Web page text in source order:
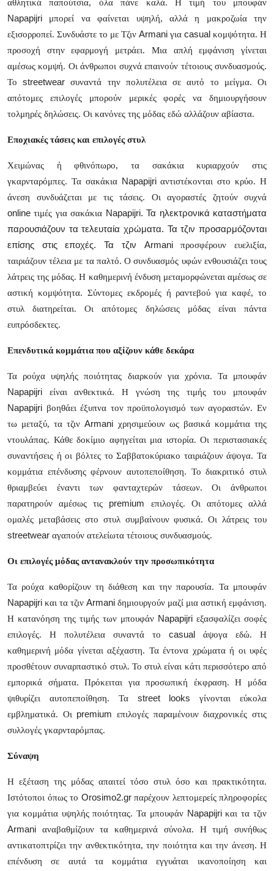
αθλητικά παπούτσια, όλα πάνε καλά. Η τιμή του μπουφάν
Napapijri
μπορεί να φαίνεται υψηλή, αλλά η μακροζωία την
εξισορροπεί. Συνδυάστε το με Τζιν Armani για casual κομψότητα. Η
προσοχή στην εφαρμογή μετράει. Μια απλή εμφάνιση γίνεται
αμέσως κομψή. Οι άνθρωποι συχνά επαινούν τέτοιους συνδυασμούς.
Τοstreetwear συναντά την πολυτέλεια σε αυτό το μείγμα. Οι
απότομες επιλογές μπορούν μερικές φορές να δημιουργήσουν
τολμηρές δηλώσεις. Οι κανόνες της μόδας εδώ αλλάζουν αβίαστα.
Εποχιακές τάσεις και επιλογές στυλ
Χειμώνας ή φθινόπωρο, τα σακάκια κυριαρχούν στις
γκαρνταρόμπες. Τα σακάκια Napapijri αντιστέκονται στο κρύο. Η
άνεση συνδυάζεται με τις τάσεις. Οι αγοραστές ζητούν συχνά
online τιμές για σακάκια Napapijri. Τα ηλεκτρονικά καταστήματα
παρουσιάζουν τα τελευταία χρώματα. Τα τζιν προσαρμόζονται
επίσης στις εποχές. Τα τζιν Armani
προσφέρουν ευελιξία,
ταιριάζουν τέλεια με τα παλτό. Ο συνδυασμός υφών ενθουσιάζει τους
λάτρεις της μόδας. Η καθημερινή ένδυση μεταμορφώνεται αμέσως σε
αστική κομψότητα. Σύντομες εκδρομές ή ραντεβού για καφέ, το
στυλ διατηρείται. Οι απότομες δηλώσεις μόδας είναι πάντα
ευπρόσδεκτες.
Επενδυτικά κομμάτια που αξίζουν κάθε δεκάρα
Τα ρούχα υψηλής ποιότητας διαρκούν για χρόνια. Τα μπουφάν
Napapijri είναι ανθεκτικά. Η γνώση της τιμής του μπουφάν
Napapijri βοηθάει έξυπνα τον προϋπολογισμό των αγοραστών. Εν
τω μεταξύ, τα τζινArmani χρησιμεύουν ως βασικά κομμάτια της
ντουλάπας. Κάθε δοκίμιο αφηγείται μια ιστορία. Οι περιστασιακές
συναντήσεις ή οι βόλτες το Σαββατοκύριακο ταιριάζουν άψογα. Τα
κομμάτια επένδυσης φέρνουν αυτοπεποίθηση. Το διακριτικό στυλ
θριαμβεύει έναντι των φανταχτερών τάσεων. Οι άνθρωποι
παρατηρούν αμέσως τις premium
επιλογές. Οι απότομες αλλά
ομαλές μεταβάσεις στο στυλ συμβαίνουν φυσικά. Οι λάτρεις του
streetwear αγαπούν ατελείωτα τέτοιους συνδυασμούς.
Οι επιλογές μόδας αντανακλούν την προσωπικότητα
Τα ρούχα καθορίζουν τη διάθεση και την παρουσία. Τα μπουφάν
Napapijri και τα τζιν Armani δημιουργούν μαζί μια αστική εμφάνιση.
Η κατανόηση της τιμής των μπουφάν Napapijri εξασφαλίζει σοφές
επιλογές. Η πολυτέλεια συναντά το casual
άψογα εδώ. Η
καθημερινή μόδα γίνεται αξέχαστη. Τα έντονα χρώματα ή οι υφές
προσθέτουν συναρπαστικό στυλ. Το στυλ είναι κάτι περισσότερο από
εμπορικά σήματα. Πρόκειται για προσωπική έκφραση. Η μόδα
ψιθυρίζει αυτοπεποίθηση. Τα street looks
γίνονται εύκολα
εμβληματικά. Οι premium επιλογές παραμένουν διαχρονικές στις
συλλογές γκαρνταρόμπας.
Σύναψη
Η εξέταση της μόδας απαιτεί τόσο στυλ όσο και πρακτικότητα.
Ιστότοποι όπως το Orosimo2.gr παρέχουν λεπτομερείς πληροφορίες
για κομμάτια υψηλής ποιότητας. Τα μπουφάν Napapijri και τα τζιν
Armani
αναβαθμίζουν τα καθημερινά σύνολα. Η τιμή συνήθως
αντικατοπτρίζει την ανθεκτικότητα, την ποιότητα και την άνεση. Η
επένδυση σε αυτά τα κομμάτια εγγυάται ικανοποίηση και